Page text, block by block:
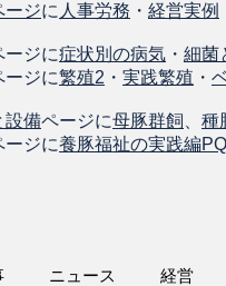
ージに 人事労務 ・ 経営実例
ージに症状別の病気 ・ 細菌
ージに繁殖2 ・ 実践繁殖 ・
設備ページに母豚群飼 種
ージに養豚福祉の実践編
ニュース 経営